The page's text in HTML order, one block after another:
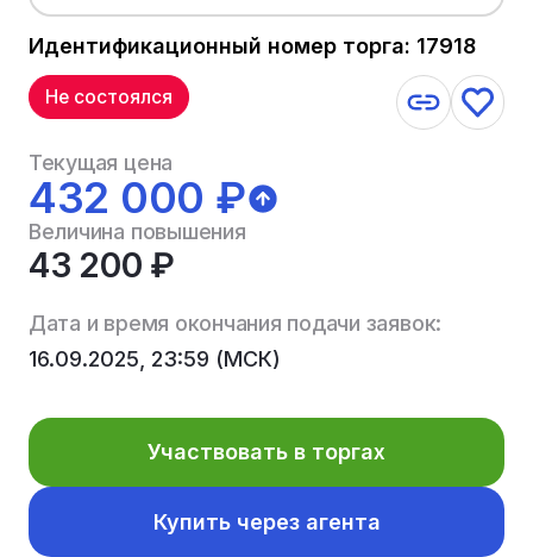
Идентификационный номер торга: 17918
Не состоялся
Текущая цена
432 000 ₽
Величина повышения
43 200 ₽
Дата и время окончания подачи заявок:
16.09.2025, 23:59 (МСК)
Участвовать в торгах
Купить через агента